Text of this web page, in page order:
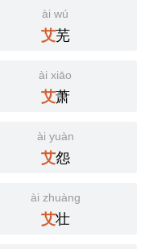
ài wú
艾芜
ài xiāo
艾萧
ài yuàn
艾怨
ài zhuàng
艾壮